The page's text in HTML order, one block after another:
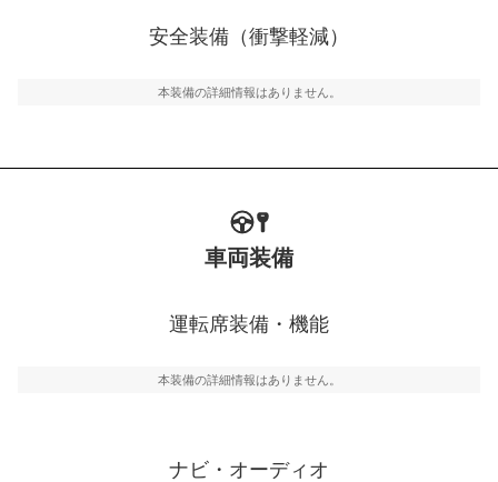
万が一車体が衝撃を受けたときに、運転者・同乗者を守
るSRSエアバッグシステム、プリテンショナーシートベ
安全装備（衝撃軽減）
本装備の詳細情報はありません。
車両装備
運転席装備・機能
本装備の詳細情報はありません。
ナビ・オーディオ